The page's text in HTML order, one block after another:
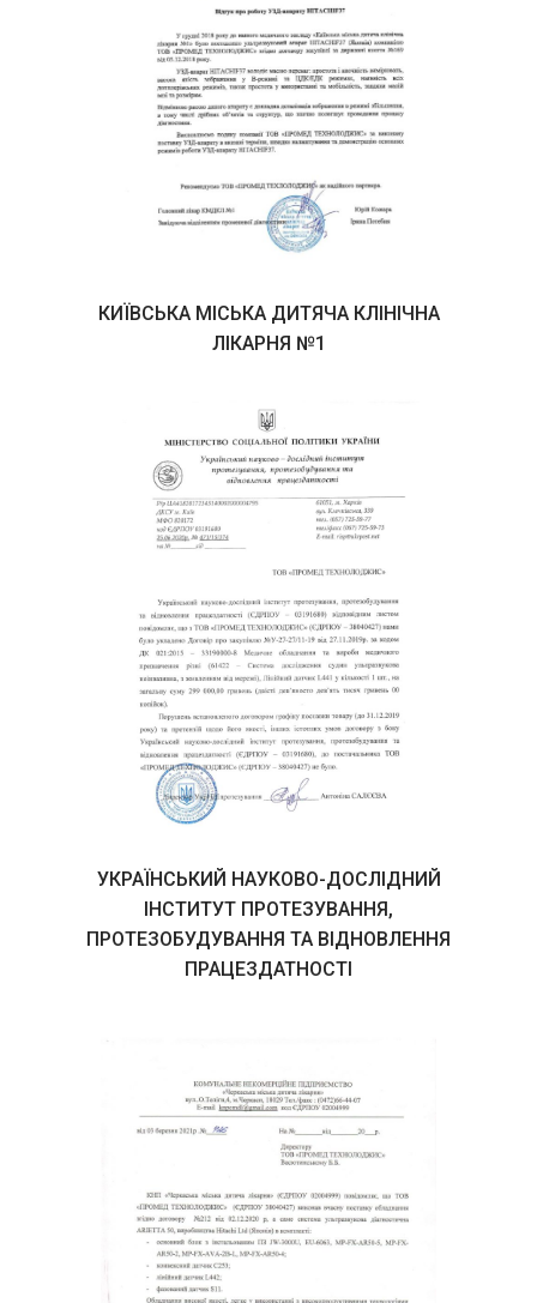
КИЇВСЬКА МІСЬКА ДИТЯЧА КЛІНІЧНА
ЛІКАРНЯ №1
УКРАЇНСЬКИЙ НАУКОВО-ДОСЛІДНИЙ
ІНСТИТУТ ПРОТЕЗУВАННЯ,
ПРОТЕЗОБУДУВАННЯ ТА ВІДНОВЛЕННЯ
ПРАЦЕЗДАТНОСТІ